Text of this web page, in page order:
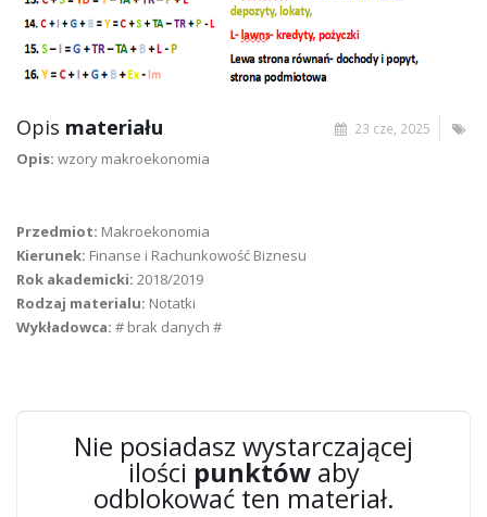
23 cze, 2025
Opis materiału
Opis: wzory makroekonomia
Przedmiot: Makroekonomia
Kierunek: Finanse i Rachunkowość Biznesu
Rok akademicki: 2018/2019
Rodzaj materialu: Notatki
Wykładowca: # brak danych #
Nie posiadasz wystarczającej
ilości punktówaby
odblokować ten materiał.